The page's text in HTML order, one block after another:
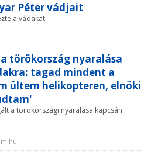
Péter vádjait
a vádakat.
törökország nyaralása
tagad mindent a
ültem helikopteren, elnöki
a törökországi nyaralása kapcsán